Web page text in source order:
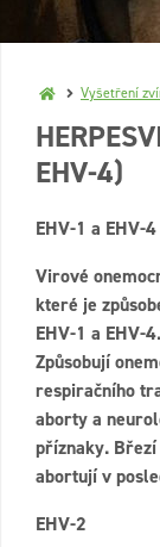
Vyšetření
EHV-4)
EHV-1 a EHV-4
Virové
které je
EHV-1 a EHV-4.
Způsobují
respiračního
aborty a
příznaky.
abortují v
EHV-2